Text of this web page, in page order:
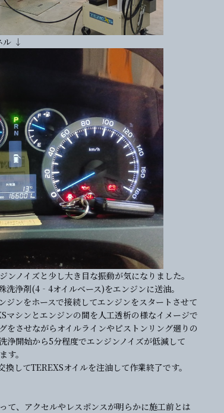
ル ↓
ノイズと少し大き目な振動が気になりました。
洗浄剤(4‐4オイルベース)をエンジンに送油。
ジンをホースで接続してエンジンをスタートさせて
マシンとエンジンの間を人工透析の様なイメージで
をさせながらオイルラインやピストンリング廻りの
浄開始から5分程度でエンジンノイズが低減して
す。
してTEREXSオイルを注油して作業終了です。
て、アクセルやレスポンスが明らかに施工前とは